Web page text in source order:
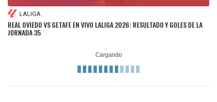
LALIGA
REAL OVIEDO VS GETAFE EN VIVO LALIGA 2026: RESULTADO Y GOLES DE LA
JORNADA 35